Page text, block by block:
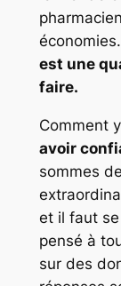
économies.
est une
faire.
Comment
avoir
sommes
et il faut
pensé à
sur des